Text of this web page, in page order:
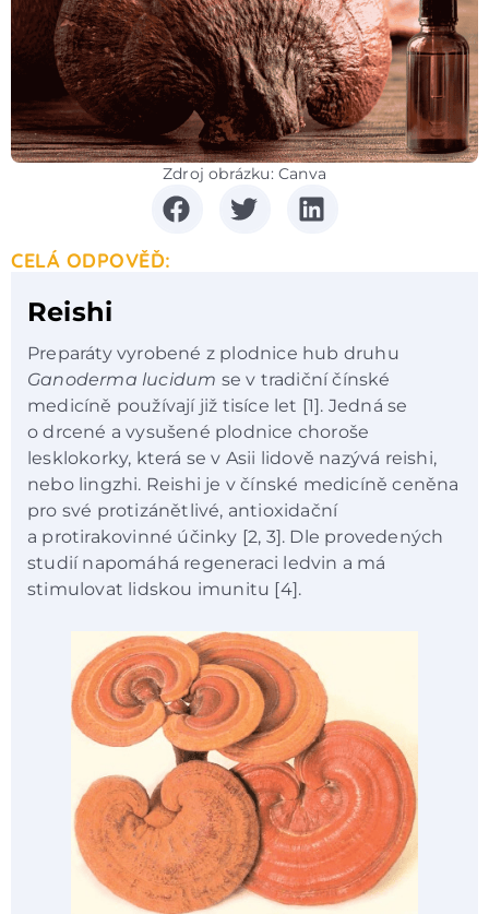
Zdroj obrázku: Canva
CELÁ ODPOVĚĎ:
Reishi
Preparáty vyrobené z plodnice hub druhu
Ganoderma lucidum se v tradiční čínské
medicíně používají již tisíce let [1]. Jedná se
o drcené a vysušené plodnice choroše
lesklokorky, která se v Asii lidově nazývá reishi,
nebo lingzhi. Reishi je v čínské medicíně ceněna
pro své protizánětlivé, antioxidační
a protirakovinné účinky [2, 3]. Dle provedených
studií napomáhá regeneraci ledvin a má
stimulovat lidskou imunitu [4].